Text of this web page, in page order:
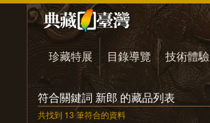
珍藏特展 目錄導覽 技術體驗
符合關鍵詞 新郎 的藏品列表
共找到 13 筆符合的資料